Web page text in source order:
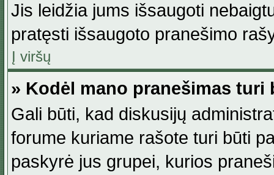
Jis leidžia jums išsaugoti
pratęsti išsaugoto pranešimo
Į viršų
» Kodėl mano pranešimas
Gali būti, kad diskusijų
forume kuriame rašote turi būti
paskyrė jus grupei, kurios